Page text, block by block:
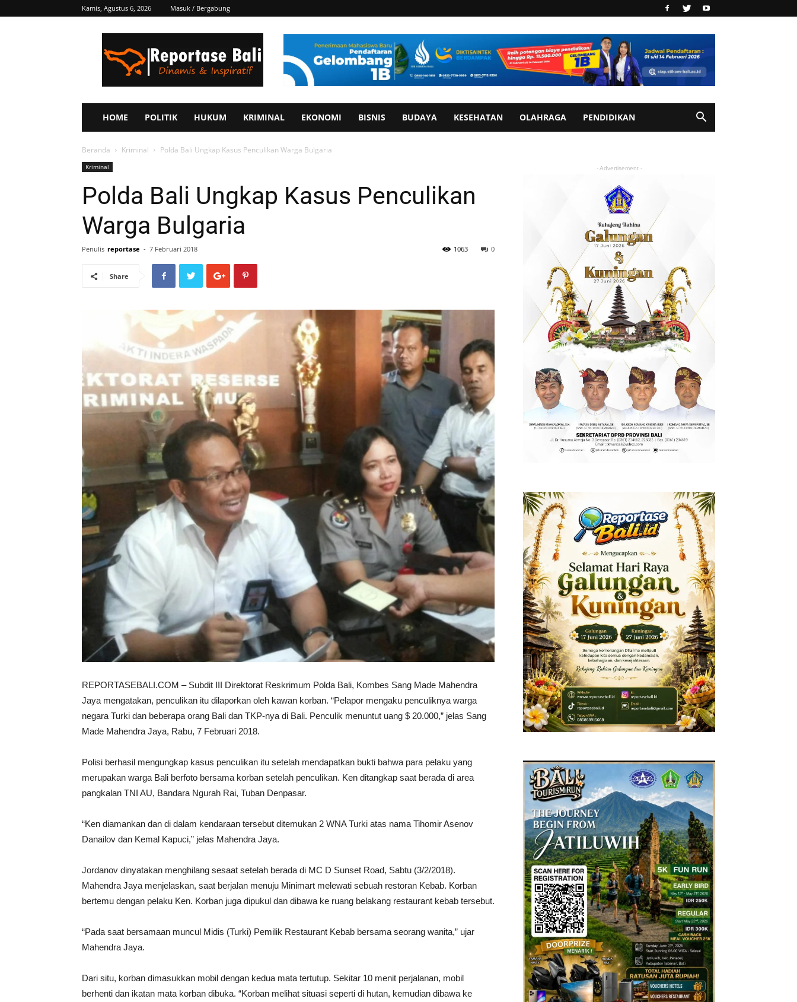
Kamis, Agustus 6, 2026 Masuk / Bergabung
Bali
HOME POLITIK HUKUM KRIMINAL EKONOMI BISNIS BUDAYA KESEHATAN OLAHRAGA PENDIDIKAN
Beranda Kriminal Polda Bali Ungkap Kasus Penculikan Warga Bulgaria
Kriminal
Polda Bali Ungkap Kasus Penculikan
Warga Bulgaria
Penulis reportase - 7 Februari 2018 0
1063
Share
REPORTASEBALI.COM – Subdit III Direktorat Reskrimum Polda Bali, Kombes Sang Made Mahendra
Jaya mengatakan, penculikan itu dilaporkan oleh kawan korban. “Pelapor mengaku penculiknya warga
negara Turki dan beberapa orang Bali dan TKP-nya di Bali. Penculik menuntut uang $ 20.000,” jelas Sang
Made Mahendra Jaya, Rabu, 7 Februari 2018.
Polisi berhasil mengungkap kasus penculikan itu setelah mendapatkan bukti bahwa para pelaku yang
merupakan warga Bali berfoto bersama korban setelah penculikan. Ken ditangkap saat berada di area
pangkalan TNI AU, Bandara Ngurah Rai, Tuban Denpasar.
“Ken diamankan dan di dalam kendaraan tersebut ditemukan 2 WNA Turki atas nama Tihomir Asenov
Danailov dan Kemal Kapuci,” jelas Mahendra Jaya.
Jordanov dinyatakan menghilang sesaat setelah berada di MC D Sunset Road, Sabtu (3/2/2018).
Mahendra Jaya menjelaskan, saat berjalan menuju Minimart melewati sebuah restoran Kebab. Korban
bertemu dengan pelaku Ken. Korban juga dipukul dan dibawa ke ruang belakang restaurant kebab tersebut.
“Pada saat bersamaan muncul Midis (Turki) Pemilik Restaurant Kebab bersama seorang wanita,” ujar
Mahendra Jaya.
Dari situ, korban dimasukkan mobil dengan kedua mata tertutup. Sekitar 10 menit perjalanan, mobil
berhenti dan ikatan mata korban dibuka. “Korban melihat situasi seperti di hutan, kemudian dibawa ke
- Advertisement -